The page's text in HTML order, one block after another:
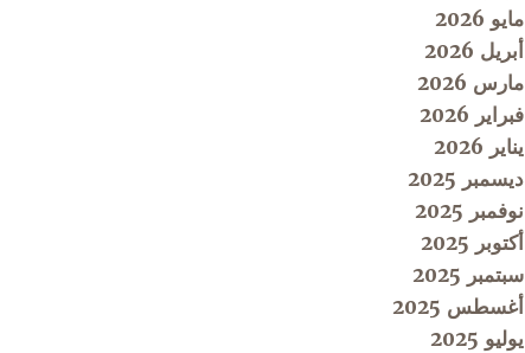
مايو 2026
أبريل 2026
مارس 2026
فبراير 2026
يناير 2026
ديسمبر 2025
نوفمبر 2025
أكتوبر 2025
سبتمبر 2025
أغسطس 2025
يوليو 2025